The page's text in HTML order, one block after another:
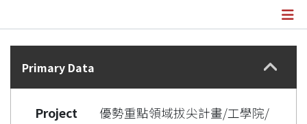
Details
Primary Data
Project
優勢重點領域拔尖計畫/工學院/